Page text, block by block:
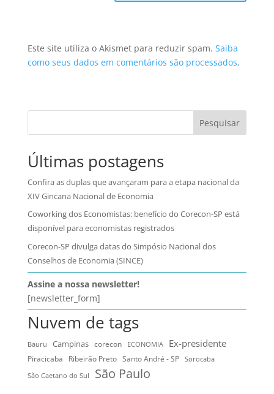
Este site utiliza o Akismet para reduzir spam. Saiba
como seus dados em comentários são processados.
Pesquisar
Últimas postagens
Confira as duplas que avançaram para a etapa nacional da
XIV Gincana Nacional de Economia
Coworking dos Economistas: benefício do Corecon-SP está
disponível para economistas registrados
Corecon-SP divulga datas do Simpósio Nacional dos
Conselhos de Economia (SINCE)
Assine a nossa newsletter!
[newsletter_form]
Nuvem de tags
Bauru Campinas corecon ECONOMIA Ex-presidente
Piracicaba Ribeirão Preto Santo André - SP
Sorocaba
São Caetano do Sul
São Paulo